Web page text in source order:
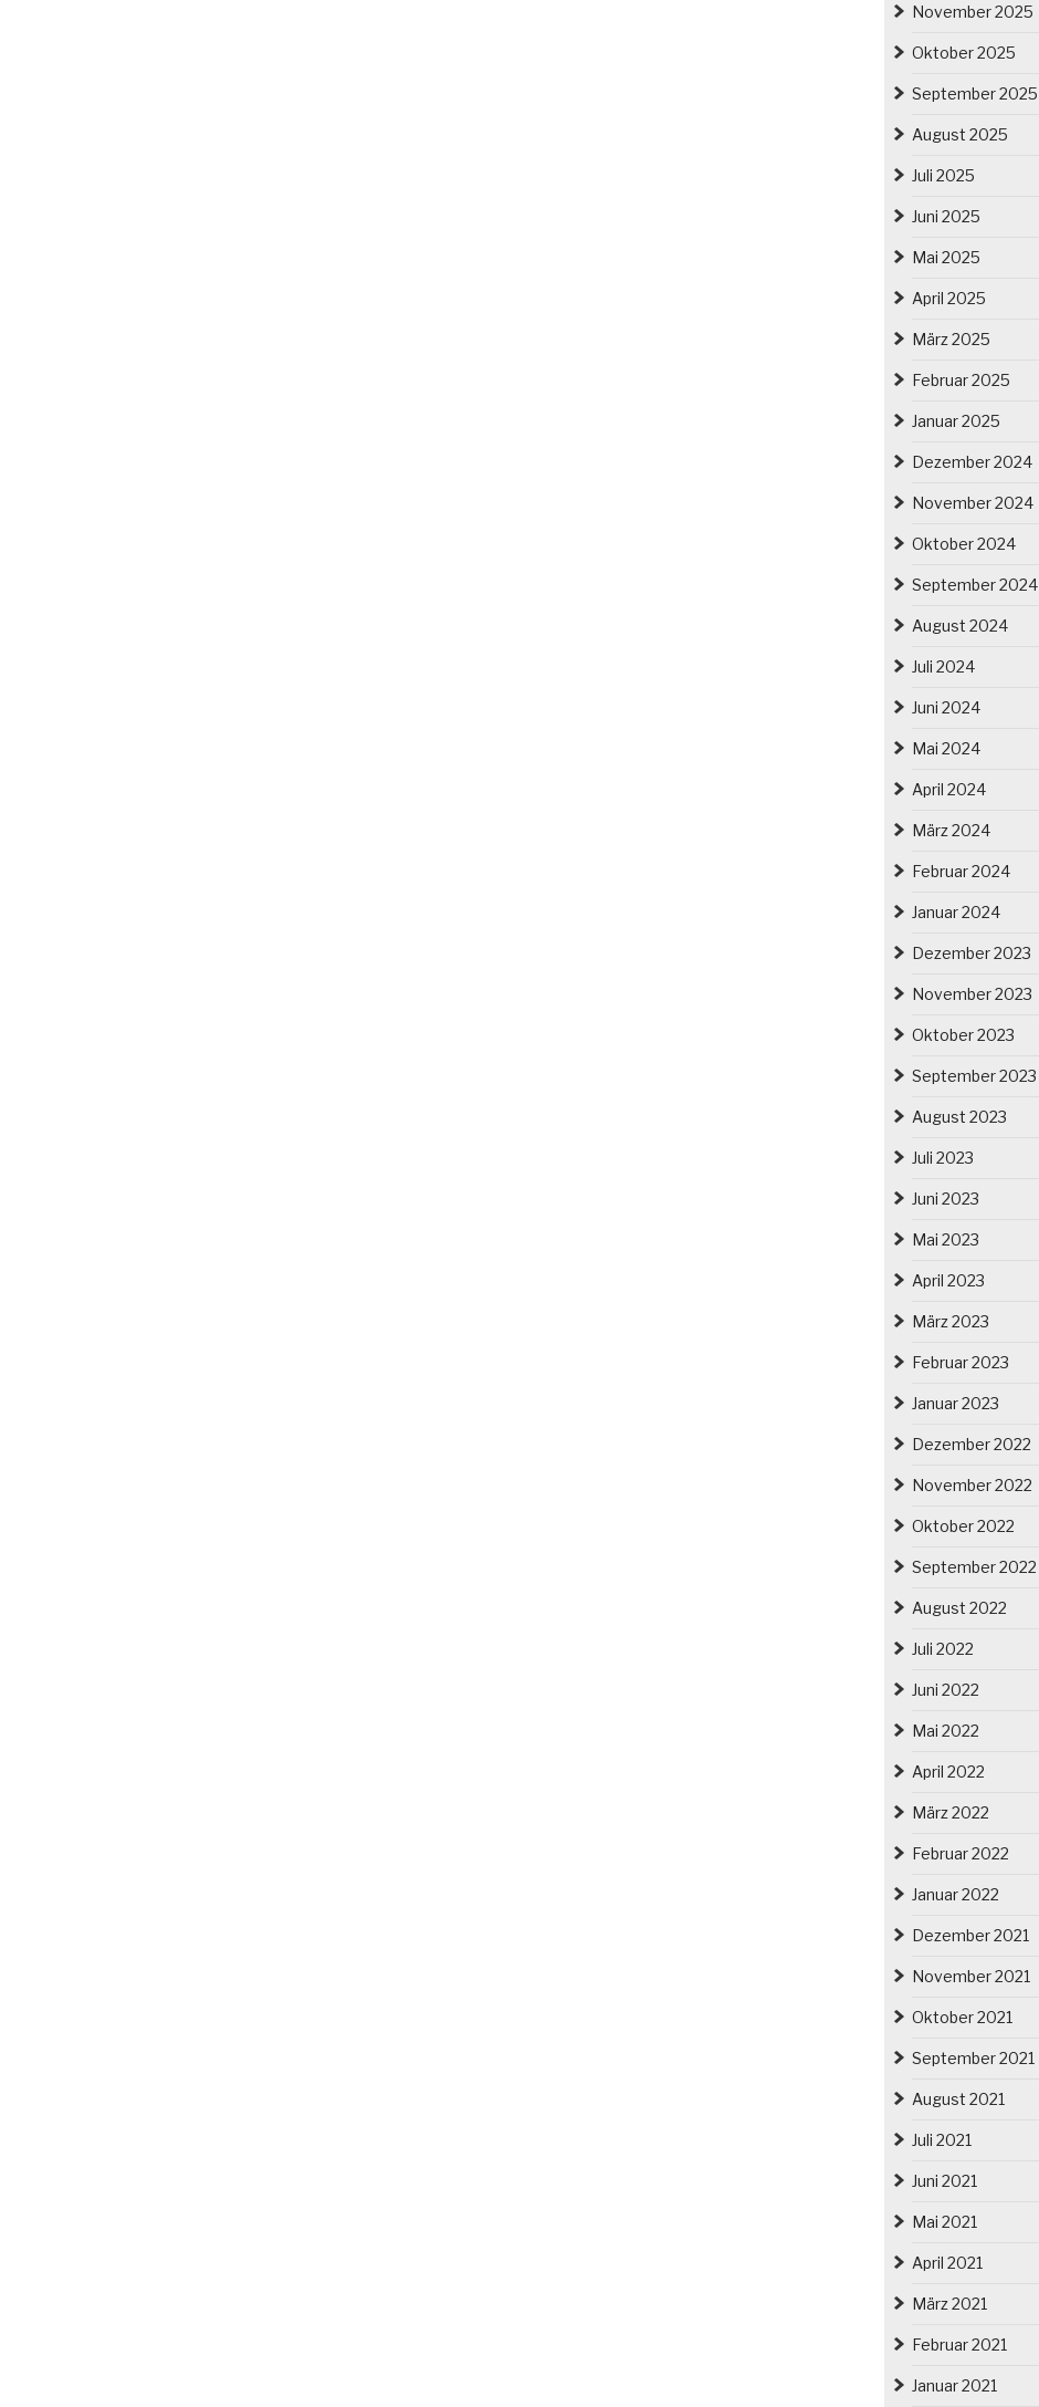
November 2025
Oktober 2025
September 2025
August 2025
Juli 2025
Juni 2025
Mai 2025
April 2025
März 2025
Februar 2025
Januar 2025
Dezember 2024
November 2024
Oktober 2024
September 2024
August 2024
Juli 2024
Juni 2024
Mai 2024
April 2024
März 2024
Februar 2024
Januar 2024
Dezember 2023
November 2023
Oktober 2023
September 2023
August 2023
Juli 2023
Juni 2023
Mai 2023
April 2023
März 2023
Februar 2023
Januar 2023
Dezember 2022
November 2022
Oktober 2022
September 2022
August 2022
Juli 2022
Juni 2022
Mai 2022
April 2022
März 2022
Februar 2022
Januar 2022
Dezember 2021
November 2021
Oktober 2021
September 2021
August 2021
Juli 2021
Juni 2021
Mai 2021
April 2021
März 2021
Februar 2021
Januar 2021